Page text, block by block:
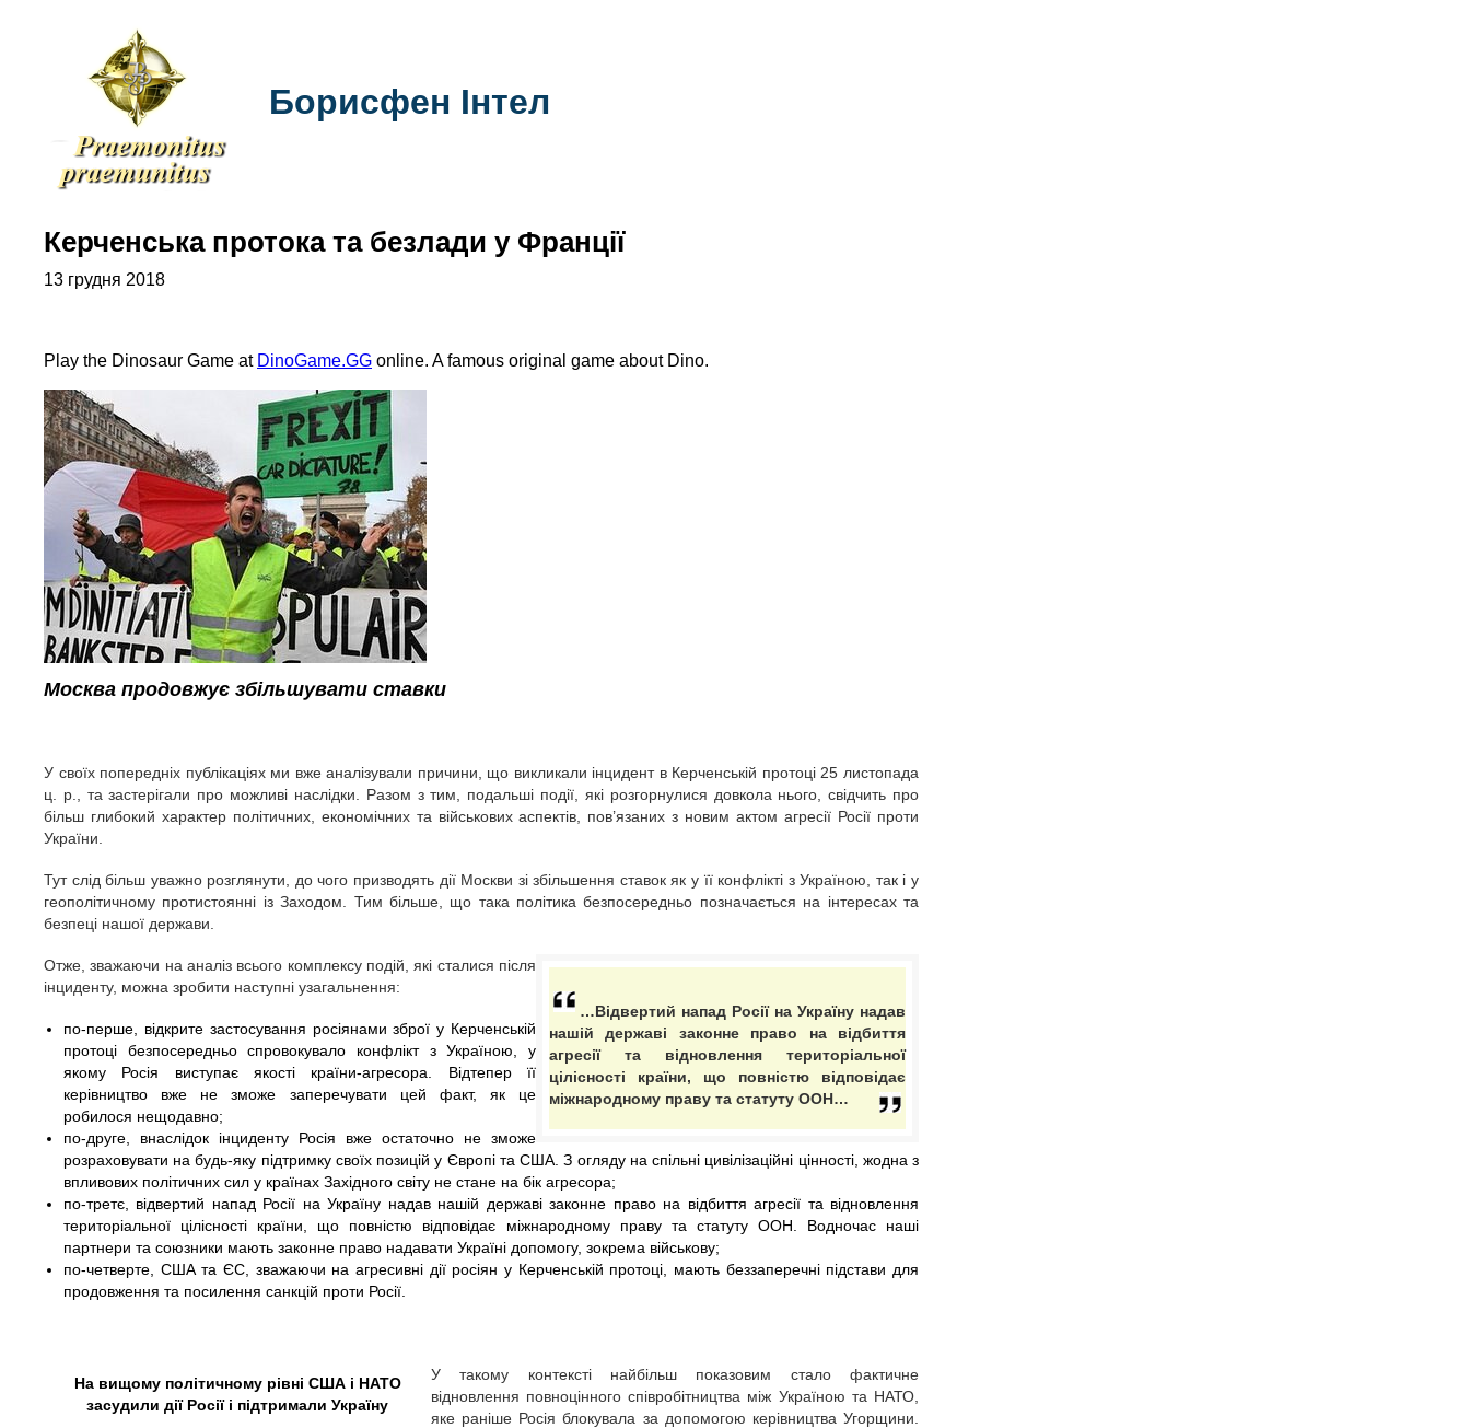
Борисфен Інтел
Керченська протока та безлади у Франції
13 грудня 2018
Play the Dinosaur Game at DinoGame.GG online. A famous original game about Dino.
Москва продовжує збільшувати ставки
У своїх попередніх публікаціях ми вже аналізували причини, що викликали інцидент в Керченській протоці 25 листопада
ц. р., та застерігали про можливі наслідки. Разом з тим, подальші події, які розгорнулися довкола нього, свідчить про
більш глибокий характер політичних, економічних та військових аспектів, пов’язаних з новим актом агресії Росії проти
України.
Тут слід більш уважно розглянути, до чого призводять дії Москви зі збільшення ставок як у її конфлікті з Україною, так і у
геополітичному протистоянні із Заходом. Тим більше, що така політика безпосередньо позначається на інтересах та
безпеці нашої держави.
…Відвертий напад Росії на Україну надав
нашій державі законне право на відбиття
агресії та відновлення територіальної
цілісності країни, що повністю відповідає
міжнародному праву та статуту ООН…
Отже, зважаючи на аналіз всього комплексу подій, які сталися після
інциденту, можна зробити наступні узагальнення:
по-перше, відкрите застосування росіянами зброї у Керченській
протоці безпосередньо спровокувало конфлікт з Україною, у
якому Росія виступає якості країни-агресора. Відтепер її
керівництво вже не зможе заперечувати цей факт, як це
робилося нещодавно;
по-друге, внаслідок інциденту Росія вже остаточно не зможе
розраховувати на будь-яку підтримку своїх позицій у Європі та США. З огляду на спільні цивілізаційні цінності, жодна з
впливових політичних сил у країнах Західного світу не стане на бік агресора;
по-третє, відвертий напад Росії на Україну надав нашій державі законне право на відбиття агресії та відновлення
територіальної цілісності країни, що повністю відповідає міжнародному праву та статуту ООН. Водночас наші
партнери та союзники мають законне право надавати Україні допомогу, зокрема військову;
по-четверте, США та ЄС, зважаючи на агресивні дії росіян у Керченській протоці, мають беззаперечні підстави для
продовження та посилення санкцій проти Росії.
На вищому політичному рівні США і НАТО
засудили дії Росії і підтримали Україну
У такому контексті найбільш показовим стало фактичне
відновлення повноцінного співробітництва між Україною та НАТО,
яке раніше Росія блокувала за допомогою керівництва Угорщини.